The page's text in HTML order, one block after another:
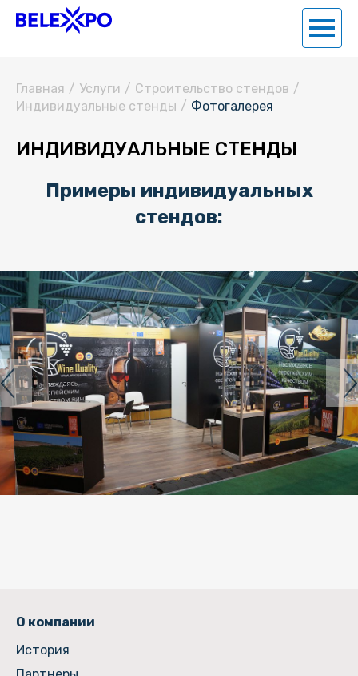
Главная / Услуги / Строительство стендов /
Индивидуальные стенды / Фотогалерея
ИНДИВИДУАЛЬНЫЕ СТЕНДЫ
Примеры индивидуальных
стендов:
О компании
История